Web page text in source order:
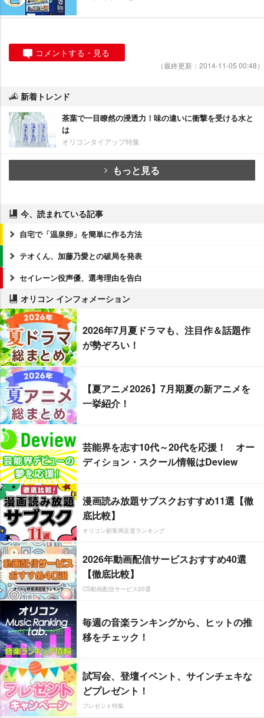
コメントする・見る
（最終更新：2014-11-05 00:48）
新着トレンド
茶葉で一目瞭然の浸透力！味の違いに衝撃を受ける水と
は
オリコンタイアップ特集
もっと見る
今、読まれている記事
自宅で「温泉卵」を簡単に作る方法
テオくん、加藤乃愛との破局を発表
セイレーン役声優、選考理由を告白
オリコン インフォメーション
2026年7月夏ドラマも、注目作＆話題作
が勢ぞろい！
【夏アニメ2026】7月期夏の新アニメを
一挙紹介！
芸能界を志す10代～20代を応援！ オー
ディション・スクール情報はDeview
漫画読み放題サブスクおすすめ11選【徹
底比較】
オリコン顧客満足度ランキング
2026年動画配信サービスおすすめ40選
【徹底比較】
CS動画配信サービス20選
毎週の音楽ランキングから、ヒットの推
移をチェック！
試写会、登壇イベント、サインチェキな
どプレゼント！
プレゼント特集